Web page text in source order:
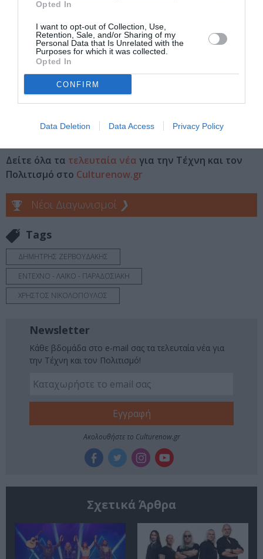
Opted In
I want to opt-out of Collection, Use,
Retention, Sale, and/or Sharing of my
Personal Data that Is Unrelated with the
Purposes for which it was collected.
Opted In
CONFIRM
Data Deletion Data Access Privacy Policy
Ακολουθήστε το Culturenow.gr στοGoogle News
μάθετε πρώτοι όλες τις ειδήσεις
Δείτε όλα τα τελευταία νέα για την Τέχνη και τον
Πολιτισμό στο Culturenow.gr
Νέοι Διαγωνισμοί ❯
Tags
ΔΗΜΗΤΡΗΣ ΖΕΡΒΟΥΔΑΚΗΣ
ΕΝΤΕΧΝΟ - ΛΑΪΚΟ - ΠΑΡΑΔΟΣΙΑΚΗ
ΧΡΗΣΤΟΣ ΝΙΚΟΛΟΠΟΥΛΟΣ
Newsletter
Κάθε βδομάδα στο e-mail σας τα τελευταία νέα για
την Τέχνη και τον Πολιτισμό!
Ακολουθήστε το Culturenow.gr
Σχετικά Άρθρα